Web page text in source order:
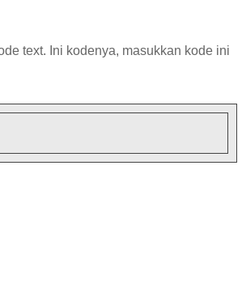
text. Ini kodenya, masukkan kode ini